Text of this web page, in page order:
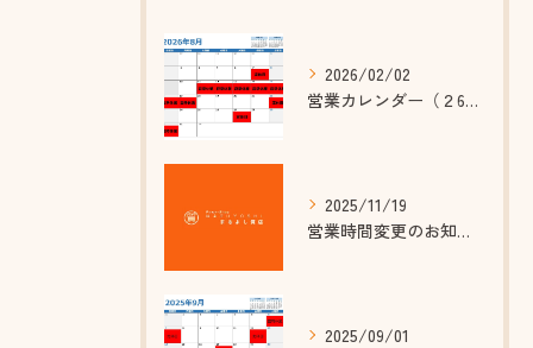
2026/02/02
営業カレンダー（２6年8月~10月）
2025/11/19
営業時間変更のお知らせ
2025/09/01